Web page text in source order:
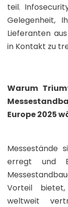
teil.
Gelegenheit,
Lieferanten
in Kontakt zu
Warum
Europe 2025
Messestände
erregt und
Vorteil bietet,
weltweit